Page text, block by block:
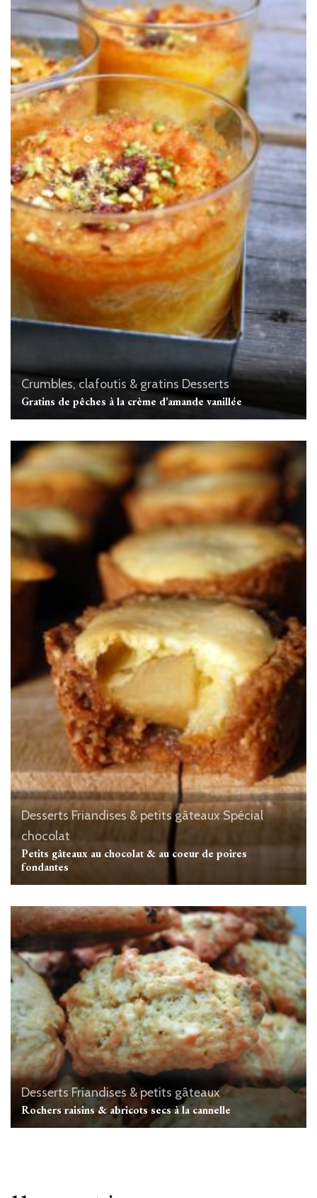
Crumbles, clafoutis & gratins Desserts
Gratins de pêches à la crème d’amande vanillée
DessertsFriandises & petits gâteaux Spécial
chocolat
Petits gâteaux au chocolat & au coeur de poires
fondantes
Desserts Friandises & petits gâteaux
Rochers raisins & abricots secs à la cannelle